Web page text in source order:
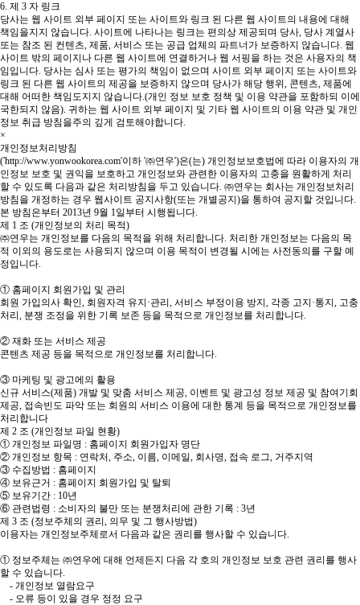
6. 제 3 자 링크
당사는 웹 사이트 외부 페이지 또는 사이트와 링크 된 다른 웹 사이트의 내용에 대해
책임을지지 않습니다. 사이트에 나타나는 링크는 편의상 제공되며 당사, 당사 계열사
또는 참조 된 컨텐츠, 제품, 서비스 또는 공급 업체의 파트너가 보증하지 않습니다. 웹
사이트 밖의 페이지나 다른 웹 사이트에 연결하거나 웹 서핑을 하는 것은 사용자의 책
임입니다. 당사는 심사 또는 평가의 책임이 없으며 사이트 외부 페이지 또는 사이트와
링크 된 다른 웹 사이트의 제공을 보증하지 않으며 당사가 해당 행위, 콘텐츠, 제품에
대해 어떠한 책임도지지 않습니다.(개인 정보 보호 정책 및 이용 약관을 포함하되 이에
국한되지 않음). 귀하는 웹 사이트 외부 페이지 및 기타 웹 사이트의 이용 약관 및 개인
정보 취급 방침을주의 깊게 검토해야합니다.
×
개인정보처리방침
('http://www.yonwookorea.com'이하 '㈜연우')은(는) 개인정보보호법에 따라 이용자의 개
인정보 보호 및 권익을 보호하고 개인정보와 관련한 이용자의 고충을 원활하게 처리
할 수 있도록 다음과 같은 처리방침을 두고 있습니다. ㈜연우는 회사는 개인정보처리
방침을 개정하는 경우 웹사이트 공지사항(또는 개별공지)을 통하여 공지할 것입니다.
본 방침은부터 2013년 9월 1일부터 시행됩니다.
제 1 조 (개인정보의 처리 목적)
㈜연우는 개인정보를 다음의 목적을 위해 처리합니다. 처리한 개인정보는 다음의 목
적 이외의 용도로는 사용되지 않으며 이용 목적이 변경될 시에는 사전동의를 구할 예
정입니다.
① 홈페이지 회원가입 및 관리
회원 가입의사 확인, 회원자격 유지·관리, 서비스 부정이용 방지, 각종 고지·통지, 고충
처리, 분쟁 조정을 위한 기록 보존 등을 목적으로 개인정보를 처리합니다.
② 재화 또는 서비스 제공
콘텐츠 제공 등을 목적으로 개인정보를 처리합니다.
③ 마케팅 및 광고에의 활용
신규 서비스(제품) 개발 및 맞춤 서비스 제공, 이벤트 및 광고성 정보 제공 및 참여기회
제공, 접속빈도 파악 또는 회원의 서비스 이용에 대한 통계 등을 목적으로 개인정보를
처리합니다
제 2 조 (개인정보 파일 현황)
① 개인정보 파일명 : 홈페이지 회원가입자 명단
② 개인정보 항목 : 연락처, 주소, 이름, 이메일, 회사명, 접속 로그, 거주지역
③ 수집방법 : 홈페이지
④ 보유근거 : 홈페이지 회원가입 및 탈퇴
⑤ 보유기간 : 10년
⑥ 관련법령 : 소비자의 불만 또는 분쟁처리에 관한 기록 : 3년
제 3 조 (정보주체의 권리, 의무 및 그 행사방법)
이용자는 개인정보주체로서 다음과 같은 권리를 행사할 수 있습니다.
① 정보주체는 ㈜연우에 대해 언제든지 다음 각 호의 개인정보 보호 관련 권리를 행사
할 수 있습니다.
- 개인정보 열람요구
- 오류 등이 있을 경우 정정 요구